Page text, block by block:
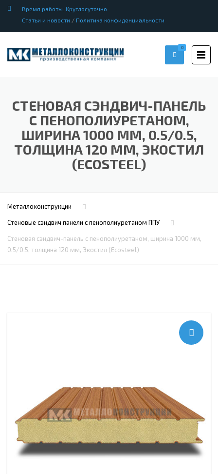
Время работы: Круглосуточно
Статьи и новости / Политика конфиденциальности
0
СТЕНОВАЯ СЭНДВИЧ-ПАНЕЛЬ
С ПЕНОПОЛИУРЕТАНОМ,
ШИРИНА 1000 ММ, 0.5/0.5,
ТОЛЩИНА 120 ММ, ЭКОСТИЛ
(ECOSTEEL)
Металлоконструкции
Стеновые сэндвич панели с пенополиуретаном ППУ
Стеновая сэндвич-панель с пенополиуретаном, ширина 1000 мм,
0.5/0.5, толщина 120 мм, Экостил (Ecosteel)